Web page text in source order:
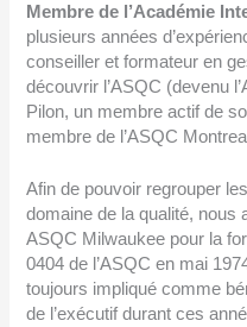
Membre de l’Académie
plusieurs années
conseiller et formateur en
découvrir l’ASQC (devenu
Pilon, un membre actif de
membre de l’ASQC
Afin de pouvoir regrouper
domaine de la qualité, nous
ASQC Milwaukee pour la
0404 de l’ASQC en mai
toujours impliqué comme
de l’exécutif durant ces